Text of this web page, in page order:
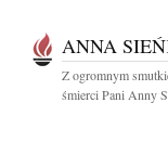
ANNA
Z ogromnym
śmierci Pani Anny